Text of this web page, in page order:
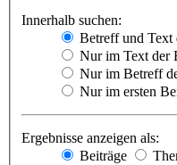
Innerhalb suchen:
Betreff und Text
Nur im Text der
Nur im Betreff
Nur im ersten
Ergebnisse anzeigen als:
Beiträge